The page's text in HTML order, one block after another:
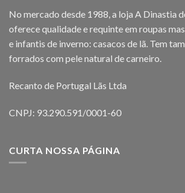
No mercado desde 1988, a loja A Dinastia
oferece qualidade e requinte em roupas
e infantis de inverno: casacos de lã. Tem
forrados com pele natural de carneiro.
Recanto de Portugal Lãs Ltda
CNPJ: 93.290.591/0001-60
CURTA NOSSA PÁGINA